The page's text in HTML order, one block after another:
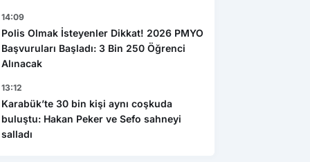
14:09
Polis Olmak İsteyenler Dikkat! 2026 PMYO
Başvuruları Başladı: 3 Bin 250 Öğrenci
Alınacak
13:12
Karabük’te 30 bin kişi aynı coşkuda
buluştu: Hakan Peker ve Sefo sahneyi
salladı